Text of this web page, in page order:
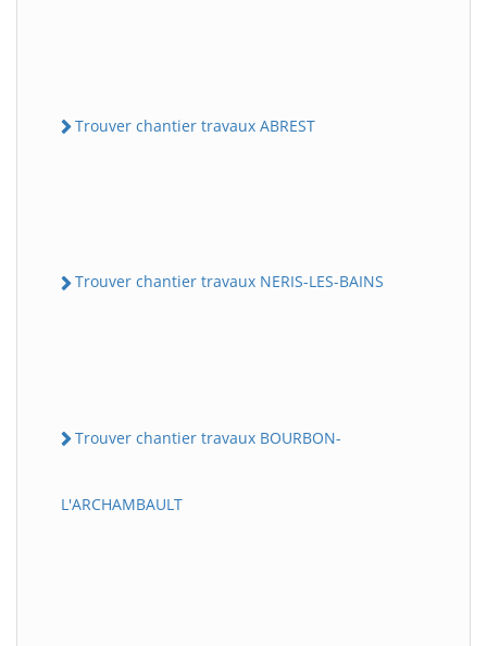
Trouver chantier travaux ABREST
Trouver chantier travaux NERIS-LES-BAINS
Trouver chantier travaux BOURBON-
L'ARCHAMBAULT